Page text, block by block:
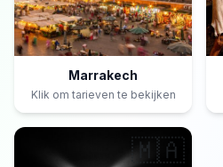
Marrakech
Klik om tarieven te bekijken
🇲🇦